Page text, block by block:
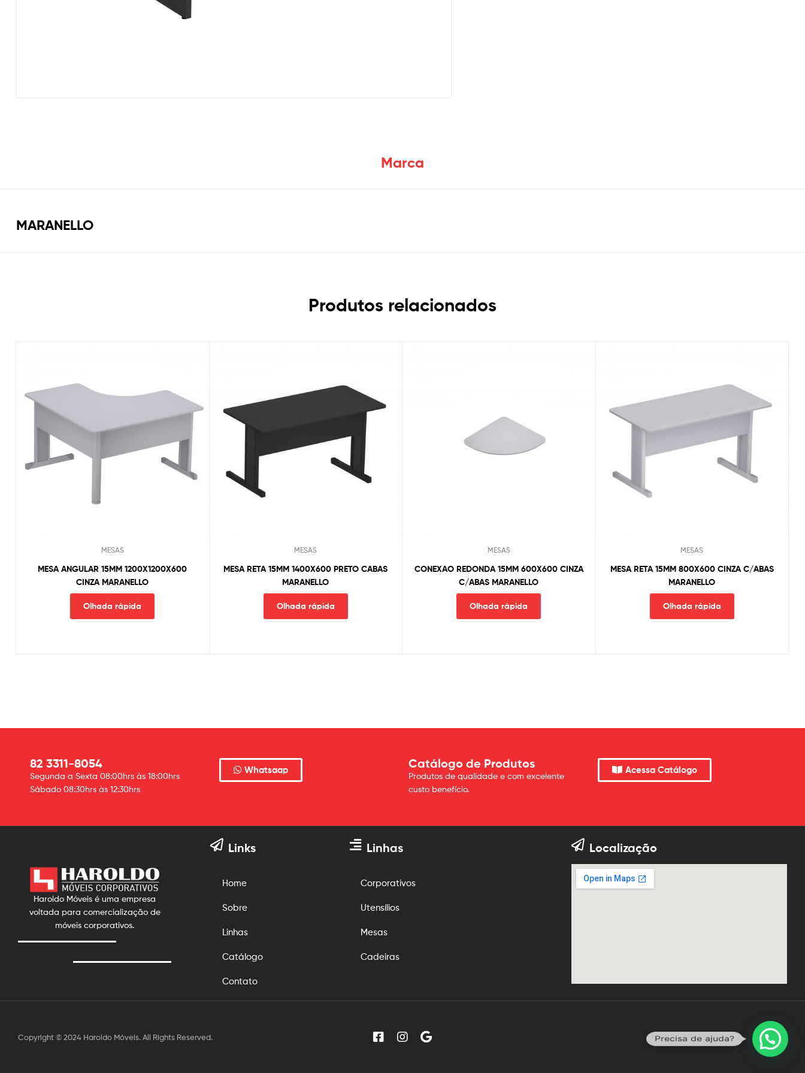
Marca
MARANELLO
Produtos relacionados
MESAS
MESA ANGULAR 15MM 1200X1200X600
CINZA MARANELLO
Olhada rápida
MESAS
MESA RETA 15MM 1400X600 PRETO CABAS
MARANELLO
Olhada rápida
MESAS
CONEXAO REDONDA 15MM 600X600 CINZA
C/ABAS MARANELLO
Olhada rápida
MESAS
MESA RETA 15MM 800X600 CINZA C/ABAS
MARANELLO
Olhada rápida
82 3311-8054
Segunda a Sexta 08:00hrs às 18:00hrs
Sábado 08:30hrs às 12:30hrs
Whatsaap Catálogo de Produtos
Produtos de qualidade e com excelente
custo benefício.
Acessa Catálogo
Haroldo Móveis é uma empresa
voltada para comercialização de
móveis corporativos.
Links
Home
Sobre
Linhas
Catálogo
Contato
Linhas
Corporativos
Utensílios
Mesas
Cadeiras
Localização
Copyright © 2024 Haroldo Móveis. All Rights Reserved. Precisa de ajuda?